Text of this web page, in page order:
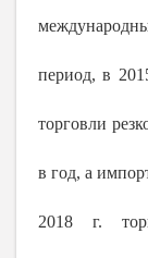
период, в
торговли
в год, а
2018 г.